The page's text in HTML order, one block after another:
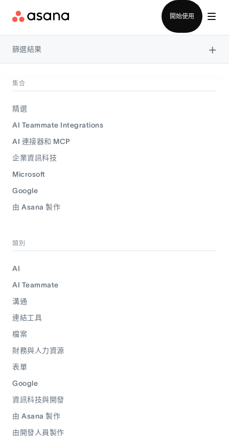
開始使用
篩選結果 ×
集合
精選
AI Teammate Integrations
AI 連接器和 MCP
企業資訊科技
Microsoft
Google
由 Asana 製作
類別
AI
AI Teammate
溝通
連結工具
檔案
財務與人力資源
表單
Google
資訊科技與開發
由 Asana 製作
由開發人員製作